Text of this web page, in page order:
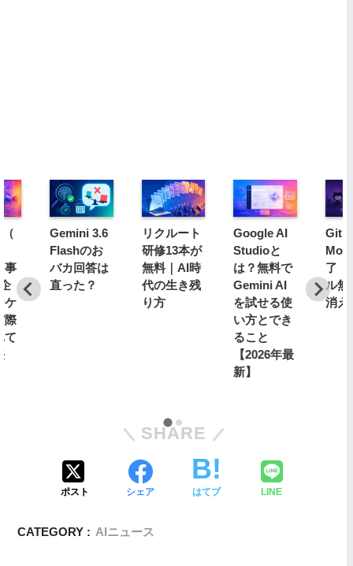
事
ケ
際
て
Gemini 3.6
Flashのお
バカ回答は
直った？
リクルート
研修13本が
無料｜AI時
代の生き残
り方
Google AI
Studioと
は？無料で
Gemini AI
を試せる使
い方とでき
ること
【2026年最
新】
了｜
ル無
消え
SHARE
ポスト シェア はてブ LINE
CATEGORY : AIニュース